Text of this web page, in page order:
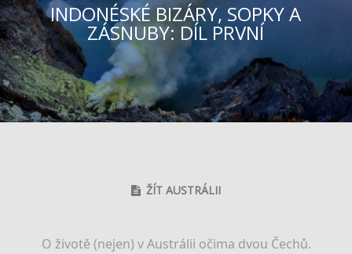
INDONÉSKÉ BIZÁRY, SOPKY A
ZÁSNUBY: DÍL PRVNÍ
ŽÍT AUSTRÁLII
O životě (nejen) v Austrálii očima dvou Čechů.